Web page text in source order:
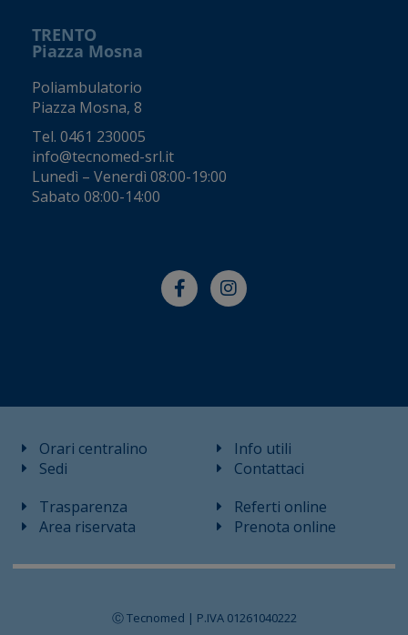
TRENTO
Piazza Mosna
Poliambulatorio
Piazza Mosna, 8
Tel. 0461 230005
info@tecnomed-srl.it
Lunedì – Venerdì 08:00-19:00
Sabato 08:00-14:00
Orari centralino
Sedi
Info utili
Contattaci
Trasparenza
Area riservata
Referti online
Prenota online
Ⓒ Tecnomed | P.IVA 01261040222